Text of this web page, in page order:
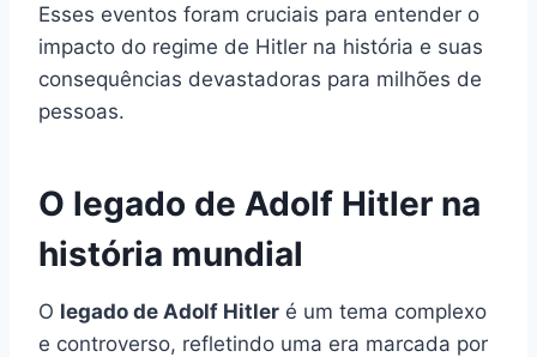
Esses eventos foram cruciais para entender o
impacto do regime de Hitler na história e suas
consequências devastadoras para milhões de
pessoas.
O legado de Adolf Hitler na
história mundial
O legado de Adolf Hitler é um tema complexo
e controverso, refletindo uma era marcada por